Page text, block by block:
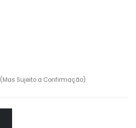
(Mas Sujeito a Confirmação)